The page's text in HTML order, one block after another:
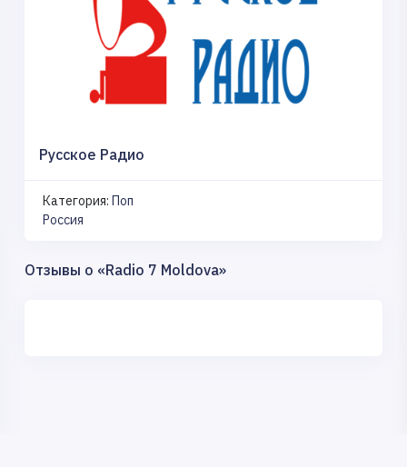
Русское Радио
Категория: Поп
Россия
Отзывы о «Radio 7 Moldova»